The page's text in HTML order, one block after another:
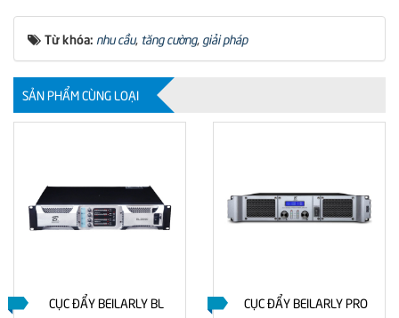
Từ khóa: nhu cầu, tăng cường, giải pháp
SẢN PHẨM CÙNG LOẠI
CỤC ĐẨY BEILARLY BL
CỤC ĐẨY BEILARLY PRO